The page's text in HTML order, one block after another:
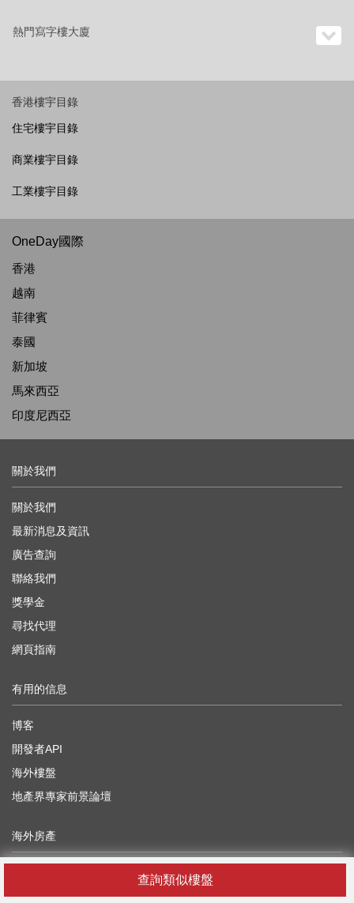
查詢類似樓盤
熱門寫字樓大廈
香港樓宇目錄
住宅樓宇目錄
商業樓宇目錄
工業樓宇目錄
OneDay國際
香港
越南
菲律賓
泰國
新加坡
馬來西亞
印度尼西亞
關於我們
關於我們
最新消息及資訊
廣告查詢
聯絡我們
獎學金
尋找代理
網頁指南
有用的信息
博客
開發者API
海外樓盤
地產界專家前景論壇
海外房產
日本